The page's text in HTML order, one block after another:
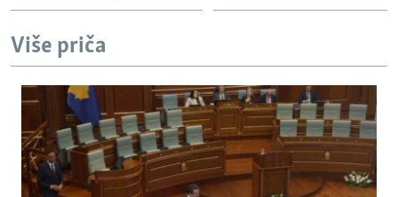
TRI DECENIJE OD RATA U BIH
SVE KARTE DEJTONA
NASTANAK I RASPAD JUGOSLAVIJE
Više priča